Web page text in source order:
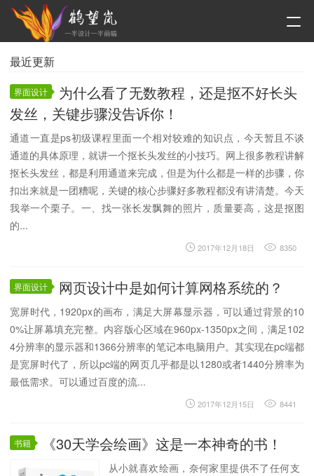
最近更新
界面设计
为什么看了无数教程，还是抠不好长头
发丝，关键步骤没告诉你！
通道一直是ps初级课程里面一个相对较难的知识点，今天暂且不谈
通道的具体原理，就讲一个抠长头发丝的小技巧。网上很多教程讲解
抠长头发丝，都是利用通道来完成，但是为什么都是一样的步骤，你
扣出来就是一团糟呢，关键的核心步骤好多教程都没有讲清楚。今天
我举一个栗子。一、找一张长发飘舞的照片，质量要高，这是抠图
的...
2017年12月18日 8350
界面设计 网页设计中是如何计算网格系统的？
宽屏时代，1920px的画布，满足大屏幕显示器，可以通过背景的10
0%让屏幕填充完整。内容版心区域在960px-1350px之间，满足102
4分辨率的显示器和1366分辨率的笔记本电脑用户。其实现在pc端都
是宽屏时代了，所以pc端的网页几乎都是以1280或者1440分辨率为
最低需求。可以通过百度的流...
2017年12月15日 8441
书籍 《30天学会绘画》这是一本神奇的书！
从小就喜欢绘画，奈何家里提供不了任何支